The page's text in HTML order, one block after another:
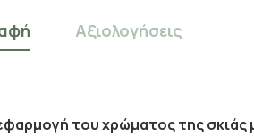
Αξιολογήσεις
του χρώματος της σκιάς